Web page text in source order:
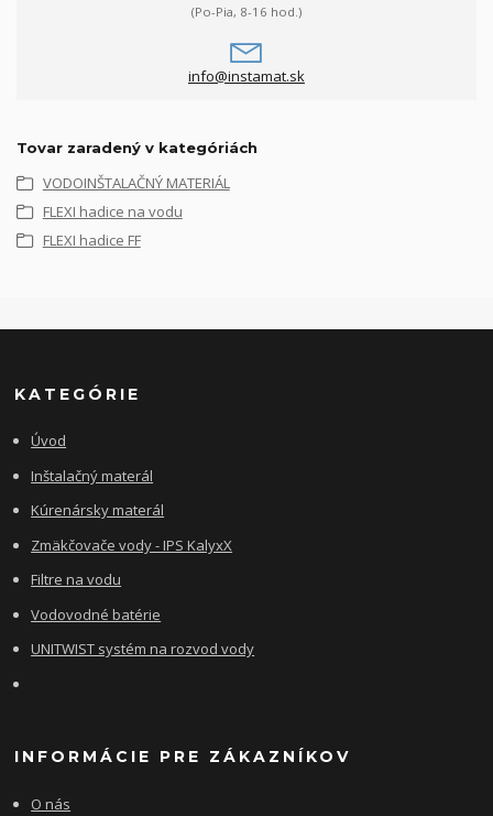
(Po-Pia, 8-16 hod.)
info@instamat.sk
Tovar zaradený v kategóriách
VODOINŠTALAČNÝ MATERIÁL
FLEXI hadice na vodu
FLEXI hadice FF
KATEGÓRIE
Úvod
Inštalačný materál
Kúrenársky materál
Zmäkčovače vody - IPS KalyxX
Filtre na vodu
Vodovodné batérie
UNITWIST systém na rozvod vody
INFORMÁCIE PRE ZÁKAZNÍKOV
O nás